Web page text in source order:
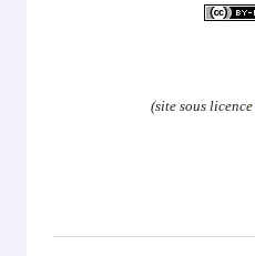
(site sous licence